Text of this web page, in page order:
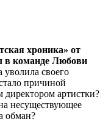
хроника» от
в команде Любови
уволила своего
причиной
артистки?
несуществующее
обман?